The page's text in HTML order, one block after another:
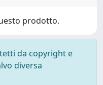
prodotto.
da copyright e
diversa